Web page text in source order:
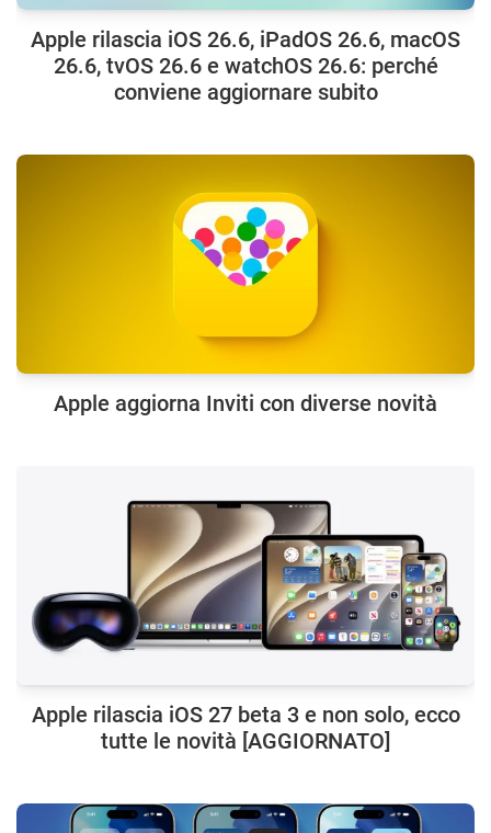
Apple rilascia iOS 26.6, iPadOS 26.6, macOS
26.6, tvOS 26.6 e watchOS 26.6: perché
conviene aggiornare subito
Apple aggiorna Inviti con diverse novità
Apple rilascia iOS 27 beta 3 e non solo, ecco
tutte le novità [AGGIORNATO]